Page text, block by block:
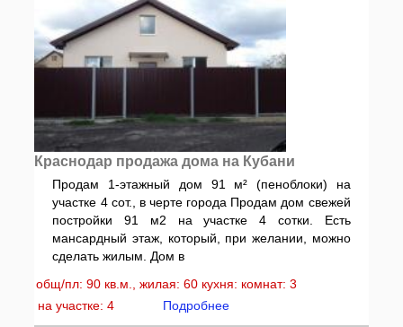
Краснодар продажа дома на Кубани
Продам 1-этажный дом 91 м² (пеноблоки) на
участке 4 сот., в черте города Продам дом свежей
постройки 91 м2 на участке 4 сотки. Есть
мансардный этаж, который, при желании, можно
сделать жилым. Дом в
общ/пл: 90 кв.м., жилая: 60 кухня: комнат: 3
на участке: 4
Подробнее